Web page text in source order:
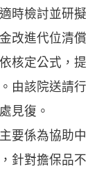
時檢討並研擬
改進代位清償
核定公式，提
由該院送請行
見復。
要係為協助中
針對擔保品不